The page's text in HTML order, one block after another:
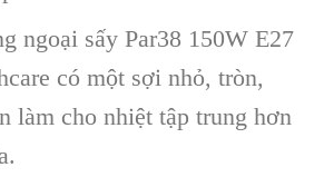
ngoại sấy Par38 150W E27
có một sợi nhỏ, tròn,
làm cho nhiệt tập trung hơn